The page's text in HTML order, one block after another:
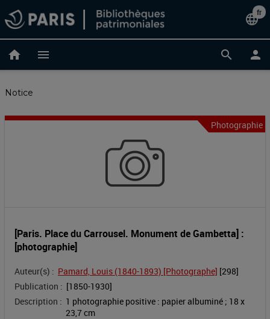
au
contenu
language
de
fr
home menu search person
Notice
Monument
de
Gambetta]
Photographie
[Paris. Place du Carrousel. Monument de Gambetta] :
[photographie]
Auteur(s) : Pamard, Louis (1840-1893) [Photographe] [298]
Publication : [1850-1930]
Description : 1 photographie positive : papier albuminé ; 18 x
23,7 cm